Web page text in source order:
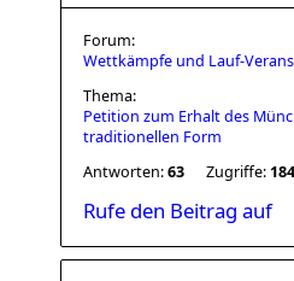
Forum:
Wettkämpfe und Lauf-
Thema:
Petition zum Erhalt des
traditionellen Form
Antworten:63 Zugriffe:
Rufe den Beitrag auf